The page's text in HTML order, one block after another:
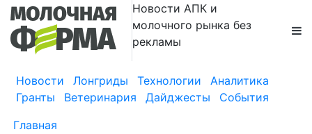
Новости АПК и
молочного рынка без
рекламы
Новости Лонгриды Технологии
Аналитика
Гранты
Ветеринария Дайджесты
События
Главная